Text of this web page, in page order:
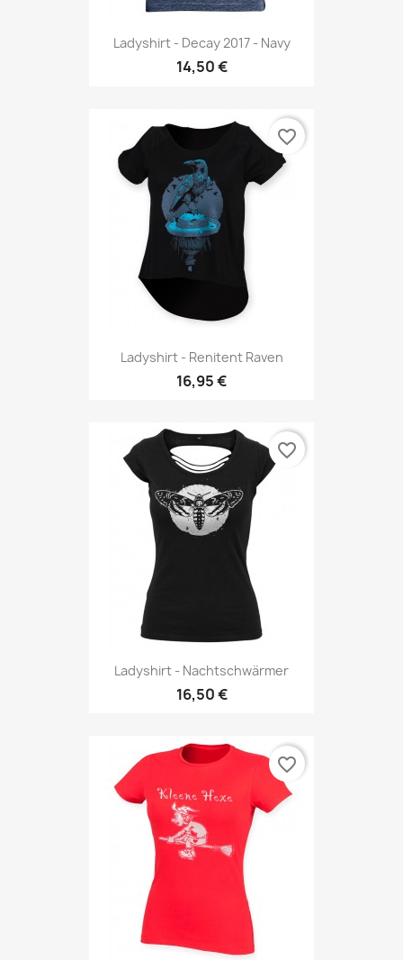
Ladyshirt - Decay 2017 - Navy
14,50 €
Ladyshirt - Renitent Raven
16,95 €
favorite_border
Ladyshirt - Nachtschwärmer
16,50 €
favorite_border
favorite_border